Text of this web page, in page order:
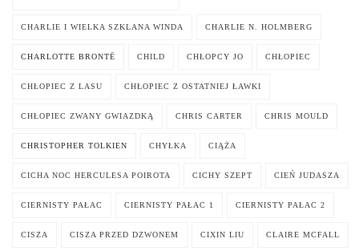
CHARLIE I WIELKA SZKLANA WINDA CHARLIE N. HOLMBERG
CHARLOTTE BRONTË CHILD CHŁOPCY JO CHŁOPIEC
CHŁOPIEC Z LASU CHŁOPIEC Z OSTATNIEJ ŁAWKI
CHŁOPIEC ZWANY GWIAZDKĄ CHRIS CARTER CHRIS MOULD
CHRISTOPHER TOLKIEN CHYŁKA CIĄŻA
CICHA NOC HERCULESA POIROTA CICHY SZEPT CIEŃ JUDASZA
CIERNISTY PAŁAC CIERNISTY PAŁAC 1 CIERNISTY PAŁAC 2
CISZA CISZA PRZED DZWONEM CIXIN LIU CLAIRE MCFALL